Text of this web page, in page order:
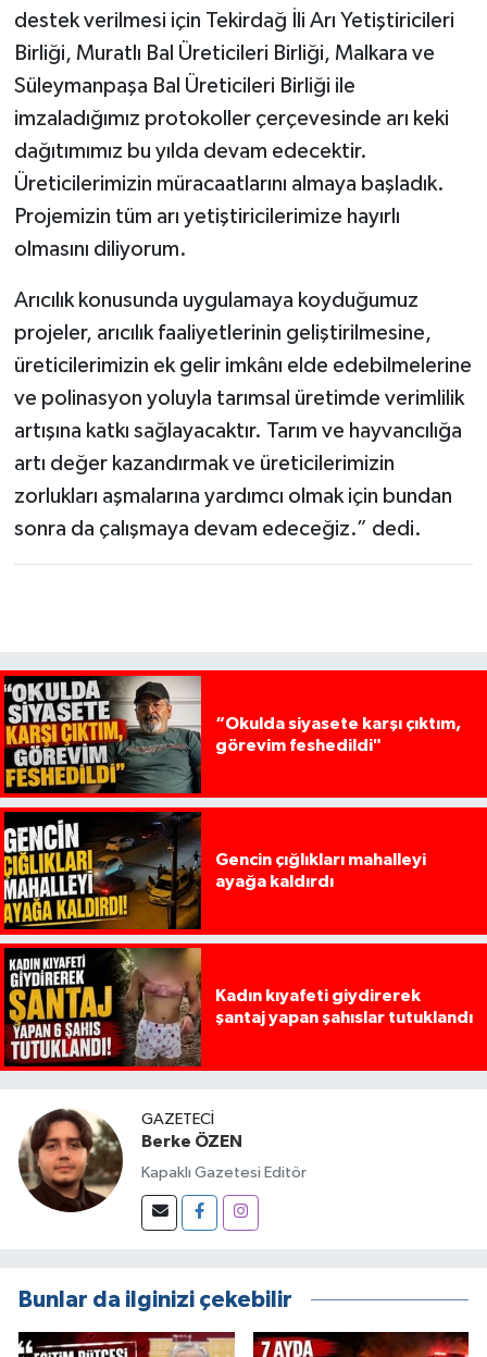
destek verilmesi için Tekirdağ İli Arı Yetiştiricileri
Birliği, Muratlı Bal Üreticileri Birliği, Malkara ve
Süleymanpaşa Bal Üreticileri Birliği ile
imzaladığımız protokoller çerçevesinde arı keki
dağıtımımız bu yılda devam edecektir.
Üreticilerimizin müracaatlarını almaya başladık.
Projemizin tüm arı yetiştiricilerimize hayırlı
olmasını diliyorum.
Arıcılık konusunda uygulamaya koyduğumuz
projeler, arıcılık faaliyetlerinin geliştirilmesine,
üreticilerimizin ek gelir imkânı elde edebilmelerine
ve polinasyon yoluyla tarımsal üretimde verimlilik
artışına katkı sağlayacaktır. Tarım ve hayvancılığa
artı değer kazandırmak ve üreticilerimizin
zorlukları aşmalarına yardımcı olmak için bundan
sonra da çalışmaya devam edeceğiz.” dedi.
“Okulda siyasete karşı çıktım,
görevim feshedildi"
Gencin çığlıkları mahalleyi
ayağa kaldırdı
Kadın kıyafeti giydirerek
şantaj yapan şahıslar tutuklandı
GAZETECI
Berke ÖZEN
Kapaklı Gazetesi Editör
Bunlar da ilginizi çekebilir